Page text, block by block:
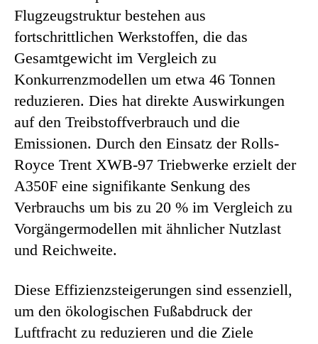
Flugzeugstruktur bestehen aus
fortschrittlichen Werkstoffen, die das
Gesamtgewicht im Vergleich zu
Konkurrenzmodellen um etwa 46 Tonnen
reduzieren. Dies hat direkte Auswirkungen
auf den Treibstoffverbrauch und die
Emissionen. Durch den Einsatz der Rolls-
Royce Trent XWB-97 Triebwerke erzielt der
A350F eine signifikante Senkung des
Verbrauchs um bis zu 20 % im Vergleich zu
Vorgängermodellen mit ähnlicher Nutzlast
und Reichweite.
Diese Effizienzsteigerungen sind essenziell,
um den ökologischen Fußabdruck der
Luftfracht zu reduzieren und die Ziele